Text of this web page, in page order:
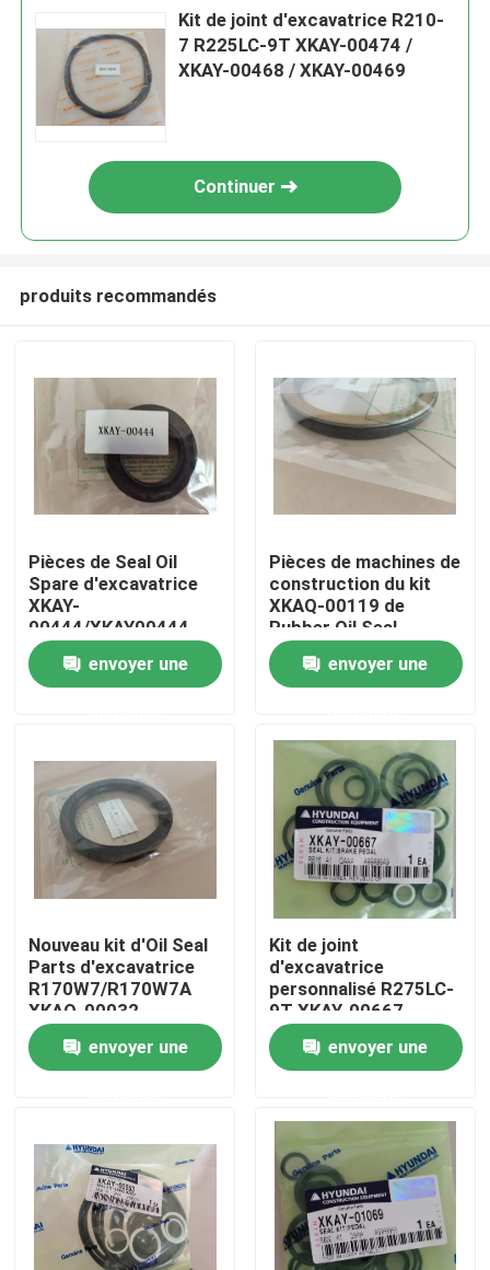
Maison
Vidéos
Au sujet de nous
Contrôle de qualité
Contactez-nous
Demandez une citation
Excavatrice Spare Part
Kit de joint d'excavatrice R210-
7 R225LC-9T XKAY-00474 /
XKAY-00468 / XKAY-00469
Continuer
produits recommandés
Pièces de Seal Oil
Spare d'excavatrice
XKAY-
00444/XKAY00444
avec la garantie de 1
an
envoyer une
Pièces de machines de
construction du kit
XKAQ-00119 de
Rubber Oil Seal
d'excavatrice
envoyer une
Nouveau kit d'Oil Seal
Parts d'excavatrice
R170W7/R170W7A
XKAQ-00032
envoyer une
Kit de joint
d'excavatrice
personnalisé R275LC-
9T XKAY-00667
Pédale de
télécommande
envoyer une